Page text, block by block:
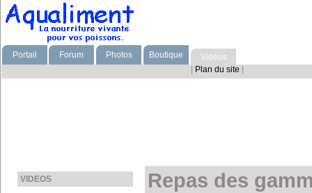
Portail Forum Photos Boutique
Vidéos
Plan du site
VIDEOS
Repas des